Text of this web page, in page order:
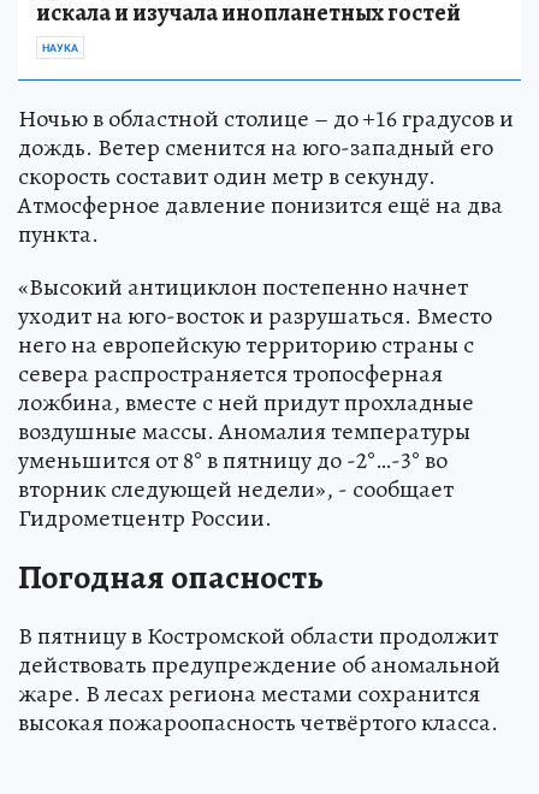
искала и изучала инопланетных гостей
НАУКА
Ночью в областной столице – до +16 градусов и
дождь. Ветер сменится на юго-западный его
скорость составит один метр в секунду.
Атмосферное давление понизится ещё на два
пункта.
«Высокий антициклон постепенно начнет
уходит на юго-восток и разрушаться. Вместо
него на европейскую территорию страны с
севера распространяется тропосферная
ложбина, вместе с ней придут прохладные
воздушные массы. Аномалия температуры
уменьшится от 8° в пятницу до -2°…-3° во
вторник следующей недели», - сообщает
Гидрометцентр России.
Погодная опасность
В пятницу в Костромской области продолжит
действовать предупреждение об аномальной
жаре. В лесах региона местами сохранится
высокая пожароопасность четвёртого класса.